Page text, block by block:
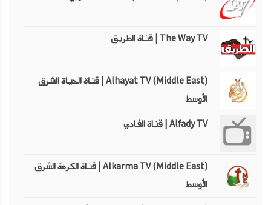
The Way TV | قناة الطريق
Alhayat TV (Middle East) | قناة الحياة الشرق
الأوسط
Alfady TV | قناة الفادي
Alkarma TV (Middle East) | قناة الكرمة الشرق
الأوسط